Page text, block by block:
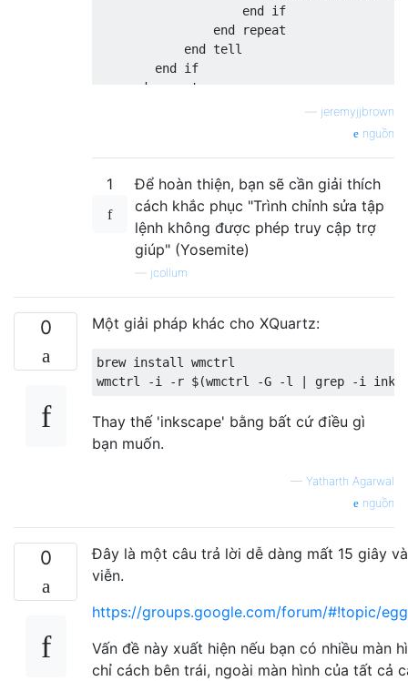
                    end if
                end repeat
            end tell
        end if
    end repeat
jeremyjjbrown
nguồn
1
Để hoàn thiện, bạn sẽ cần giải thích
cách khắc phục "Trình chỉnh sửa tập
lệnh không được phép truy cập trợ
giúp" (Yosemite)
jcollum
0 Một giải pháp khác cho XQuartz:
brew install wmctrl
Thay thế 'inkscape' bằng bất cứ điều gì
bạn muốn.
— Yatharth Agarwal
nguồn
0
Đây là một câu trả lời dễ dàng mất 15 giây
viễn.
https://groups.google.com/forum/#!topic/
Vấn đề này xuất hiện nếu bạn có nhiều màn
chỉ cách bên trái, ngoài màn hình của tất cả